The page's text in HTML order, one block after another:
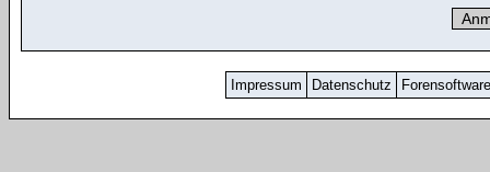
Impressum Datenschutz